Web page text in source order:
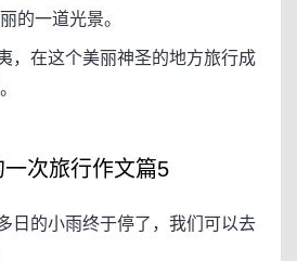
的一道光景。
在这个美丽神圣的地方旅行成
次旅行作文篇5
的小雨终于停了，我们可以去